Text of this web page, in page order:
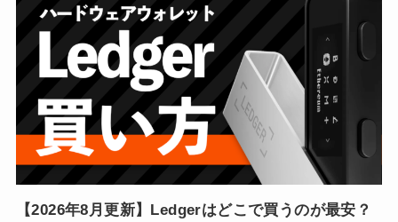
【2026年8月更新】Ledgerはどこで買うのが最安？